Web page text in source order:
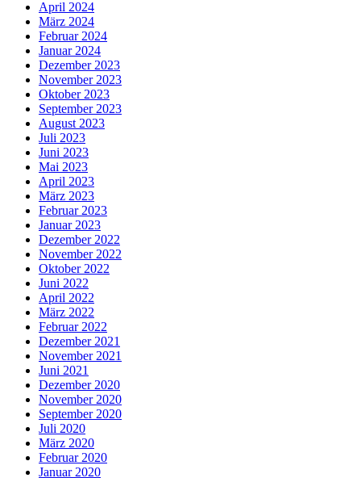
April 2024
März 2024
Februar 2024
Januar 2024
Dezember 2023
November 2023
Oktober 2023
September 2023
August 2023
Juli 2023
Juni 2023
Mai 2023
April 2023
März 2023
Februar 2023
Januar 2023
Dezember 2022
November 2022
Oktober 2022
Juni 2022
April 2022
März 2022
Februar 2022
Dezember 2021
November 2021
Juni 2021
Dezember 2020
November 2020
September 2020
Juli 2020
März 2020
Februar 2020
Januar 2020